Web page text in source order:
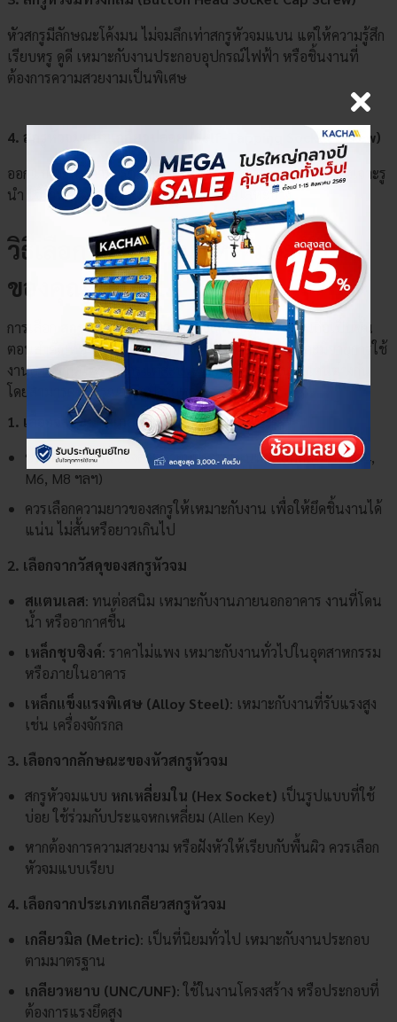
หัวสกรูมีลักษณะโค้งมน ไม่จมลึกเท่าสกรูหัวจมแบน แต่ให้ความรู้สึก
เรียบหรู ดูดี เหมาะกับงานประกอบอุปกรณ์ไฟฟ้า หรือชิ้นงานที่
ต้องการความสวยงามเป็นพิเศษ
4. สกรูหัวจมแบบเกลียวปล่อย (Self-Tapping Socket Screw)
ออกแบบมาให้สามารถเจาะและยึดติดกับวัสดุได้เองโดยไม่ต้องเจาะรู
นำ ใช้งานสะดวกในงานไม้ พลาสติก หรือโลหะบาง
วิธีเลือก สกรูหัวจม ให้เหมาะกับงาน
ของคุณ
การเลือก สกรูหัวจมให้เหมาะสมกับลักษณะการใช้งานถือเป็นขั้น
ตอนสำคัญที่ช่วยให้งานประกอบแข็งแรง ปลอดภัย และมีอายุการใช้
งานยาวนาน เพราะสกรูแต่ละประเภทมีหน้าที่และจุดเด่นต่างกัน
โดยสามารถพิจารณาจากปัจจัยหลัก ๆ ดังนี้
1. เลือกจากขนาดเกลียวและความยาว
ขนาดมาตรฐานของสกรูหัวจมมักจะอยู่ในหน่วยมิลลิเมตร (M4,
M6, M8 ฯลฯ)
ควรเลือกความยาวของสกรูให้เหมาะกับงาน เพื่อให้ยึดชิ้นงานได้
แน่น ไม่สั้นหรือยาวเกินไป
2. เลือกจากวัสดุของสกรูหัวจม
สแตนเลส: ทนต่อสนิม เหมาะกับงานภายนอกอาคาร งานที่โดน
น้ำ หรืออากาศชื้น
เหล็กชุบซิงค์: ราคาไม่แพง เหมาะกับงานทั่วไปในอุตสาหกรรม
หรือภายในอาคาร
เหล็กแข็งแรงพิเศษ (Alloy Steel): เหมาะกับงานที่รับแรงสูง
เช่น เครื่องจักรกล
3. เลือกจากลักษณะของหัวสกรูหัวจม
สกรูหัวจมแบบ หกเหลี่ยมใน (Hex Socket) เป็นรูปแบบที่ใช้
บ่อย ใช้ร่วมกับประแจหกเหลี่ยม (Allen Key)
หากต้องการความสวยงาม หรือฝังหัวให้เรียบกับพื้นผิว ควรเลือก
หัวจมแบบเรียบ
4. เลือกจากประเภทเกลียวสกรูหัวจม
เกลียวมิล (Metric): เป็นที่นิยมทั่วไป เหมาะกับงานประกอบ
ตามมาตรฐาน
เกลียวหยาบ (UNC/UNF): ใช้ในงานโครงสร้าง หรือประกอบที่
ต้องการแรงยึดสูง
เลือกตัวเลือกสินค้า